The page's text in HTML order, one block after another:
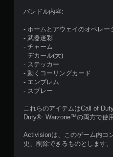
バンドル内容:
- ホームとアウェイのオペレー
- 武器迷彩
- チャーム
- デカール(大)
- ステッカー
- 動くコーリングカード
- エンブレム
- スプレー
これらのアイテムはCall of
Duty®: Warzone™の両方で使用
Activisionは、このゲーム内コ
更、削除できるものとします。